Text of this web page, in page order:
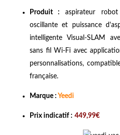
Produit : aspirateur robot
oscillante et puissance
intelligente Visual-SLAM
sans fil Wi-Fi avec
personnalisations,
française.
Marque : Yeedi
Prix indicatif : 449,99€